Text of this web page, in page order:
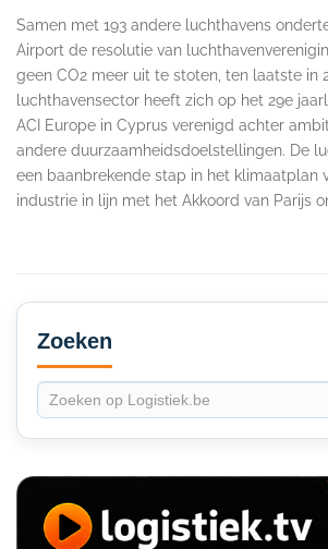
Samen met 193 andere luchthavens
Airport de resolutie van
geen CO2 meer uit te stoten, ten laatste in
luchthavensector heeft zich op het 29e
ACI Europe in Cyprus verenigd achter
andere duurzaamheidsdoelstellingen. De
een baanbrekende stap in het klimaatplan
industrie in lijn met het Akkoord van Parijs
Secondary
Sidebar
Zoeken